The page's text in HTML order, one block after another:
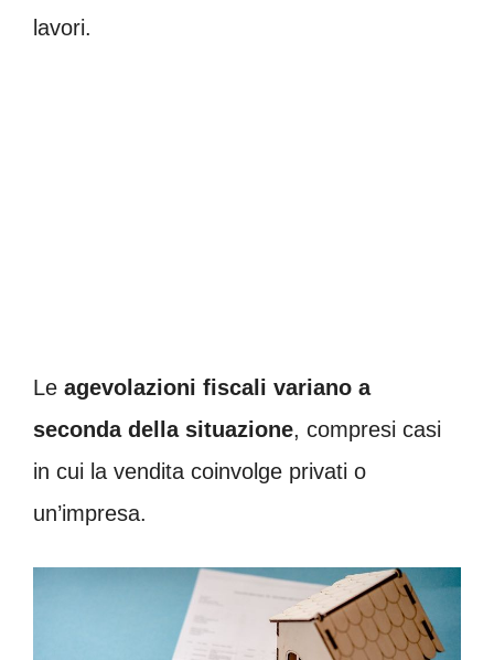
lavori.
Le agevolazioni fiscali variano a
seconda della situazione, compresi casi
in cui la vendita coinvolge privati o
un’impresa.